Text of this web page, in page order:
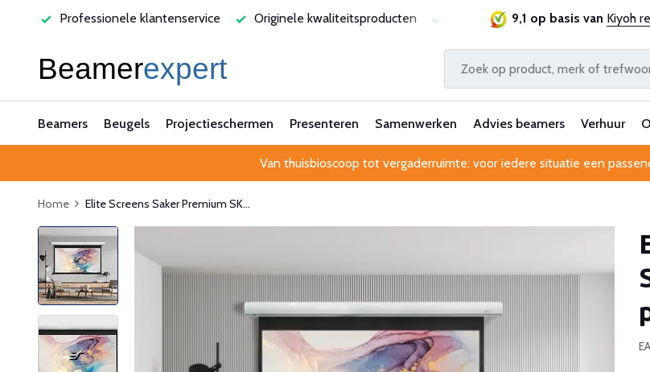
Professionele klantenservice Originele kwaliteitsproducten Laagste prijsgarantie Al 25
9,1 op basis van Kiyoh
Beamers Beugels Projectieschermen Presenteren Samenwerken Advies beamers Verhuur
Van thuisbioscoop tot vergaderruimte: voor iedere situatie een
Home Elite Screens Saker Premium SK...